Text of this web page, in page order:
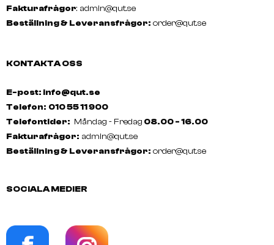
Fakturafrågor: admin@qut.se
Beställning & Leveransfrågor: order@qut.se
KONTAKTA OSS
E-post: info@qut.se
Telefon: 010 55 11 900
Telefontider: Måndag - Fredag 08.00 - 16.00
Fakturafrågor: admin@qut.se
Beställning & Leveransfrågor: order@qut.se
SOCIALA MEDIER